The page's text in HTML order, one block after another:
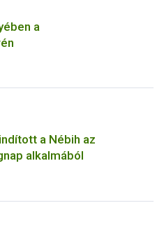
a
a Nébih az
alkalmából